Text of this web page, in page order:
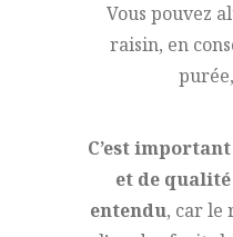
Vous pouvez
raisin, en
C’est
et de
entendu, car le